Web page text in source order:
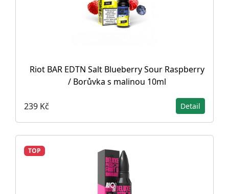
Riot BAR EDTN Salt Blueberry Sour Raspberry
/ Borůvka s malinou 10ml
239 Kč Detail
TOP